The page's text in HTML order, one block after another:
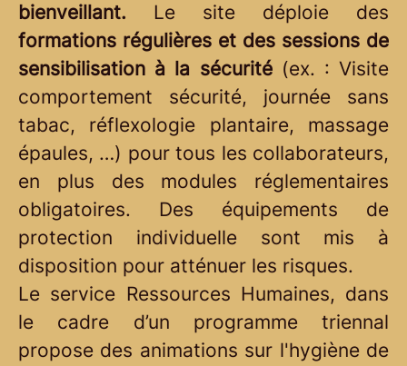
bienveillant. Le site déploie des
formations régulières et des sessions de
sensibilisation à la sécurité(ex. : Visite
comportement sécurité, journée sans
tabac, réflexologie plantaire, massage
épaules, …) pour tous les collaborateurs,
en plus des modules réglementaires
obligatoires. Des équipements de
protection individuelle sont mis à
disposition pour atténuer les risques.
Le service Ressources Humaines, dans
le cadre d’un programme triennal
propose des animations sur l'hygiène de